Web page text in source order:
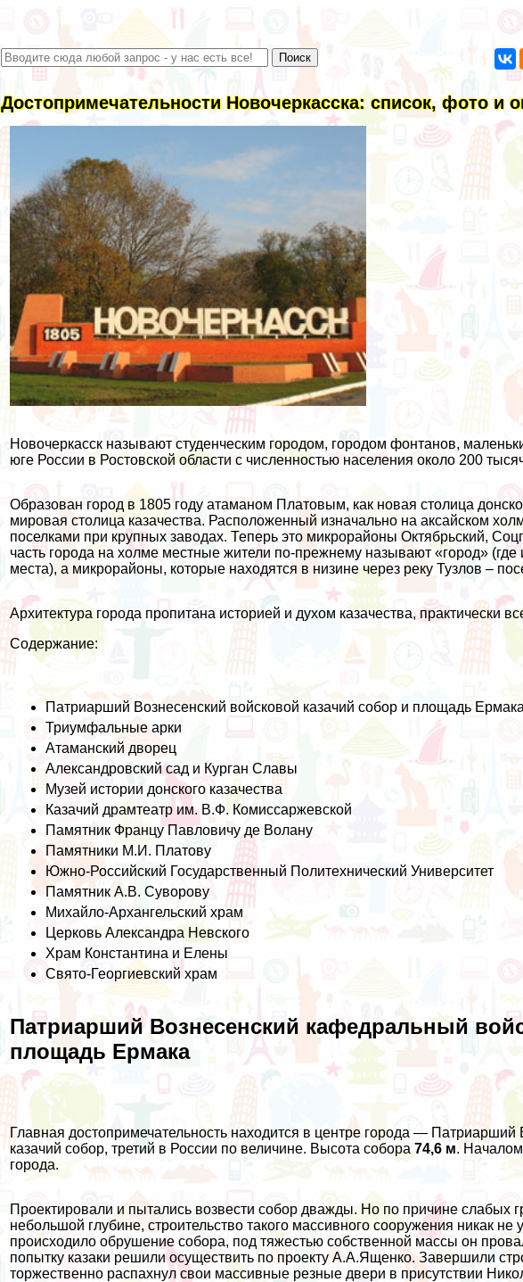
Достопримечательности Новочеркасска: список, фото и
Новочеркасск называют студенческим городом, городом фонтанов,
юге России в Ростовской области с численностью населения около 200
Образован город в 1805 году атаманом Платовым, как новая столица
мировая столица казачества. Расположенный изначально на аксайском
поселками при крупных заводах. Теперь это микрорайоны Октябрьский,
часть города на холме местные жители по-прежнему называют «город» (где
места), а микрорайоны, которые находятся в низине через реку Тузлов –
Архитектура города пропитана историей и духом казачества, практически
Содержание:
Патриарший Вознесенский войсковой казачий собор и площадь Ермака
Триумфальные арки
Атаманский дворец
Александровский сад и Курган Славы
Музей истории донского казачества
Казачий драмтеатр им. В.Ф. Комиссаржевской
Памятник Францу Павловичу де Волану
Памятники М.И. Платову
Южно-Российский Государственный Политехнический Университет
Памятник А.В. Суворову
Михайло-Архангельский храм
Церковь Александра Невского
Храм Константина и Елены
Свято-Георгиевский храм
Патриарший Вознесенский кафедральный
площадь Ермака
Главная достопримечательность находится в центре города —
казачий собор, третий в России по величине. Высота собора74,6 м. Началом
города.
Проектировали и пытались возвести собор дважды. Но по причине слабых
небольшой глубине, строительство такого массивного сооружения никак
происходило обрушение собора, под тяжестью собственной массы он
попытку казаки решили осуществить по проекту А.А.Ященко. Завершили
торжественно распахнул свои массивные резные двери в присутствии